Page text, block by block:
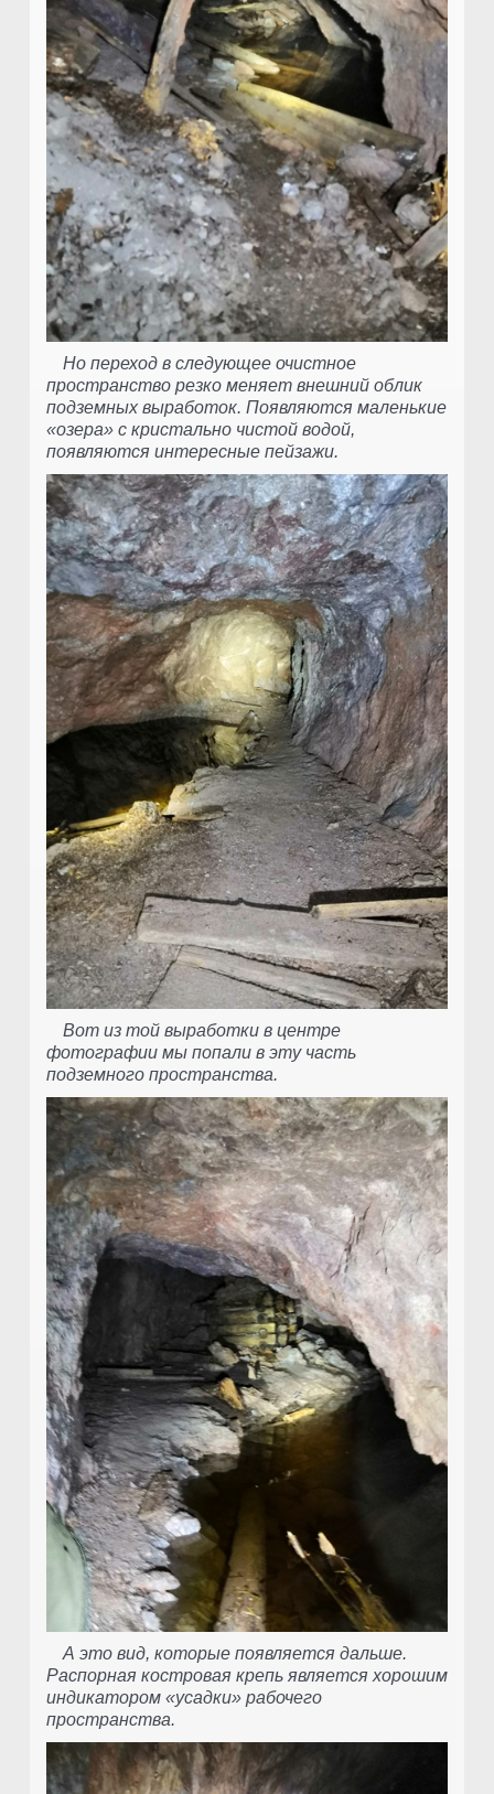
Но переход в следующее очистное
пространство резко меняет внешний облик
подземных выработок. Появляются маленькие
«озера» с кристально чистой водой,
появляются интересные пейзажи.
Вот из той выработки в центре
фотографии мы попали в эту часть
подземного пространства.
А это вид, которые появляется дальше.
Распорная костровая крепь является хорошим
индикатором «усадки» рабочего
пространства.